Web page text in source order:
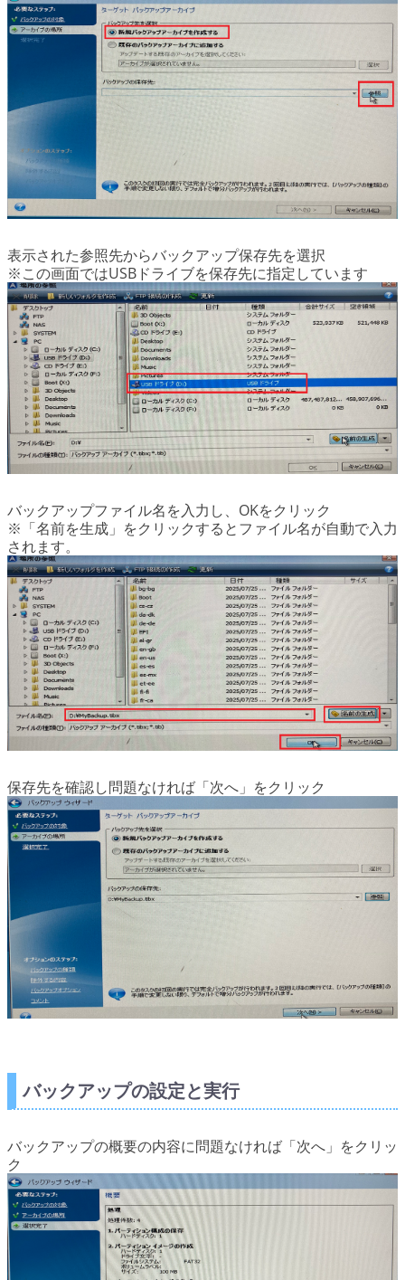
表示された参照先からバックアップ保存先を選択
※この画面ではUSBドライブを保存先に指定しています
バックアップファイル名を入力し、OKをクリック
※「名前を生成」をクリックするとファイル名が自動で入力
されます。
保存先を確認し問題なければ「次へ」をクリック
バックアップの設定と実行
バックアップの概要の内容に問題なければ「次へ」をクリッ
ク